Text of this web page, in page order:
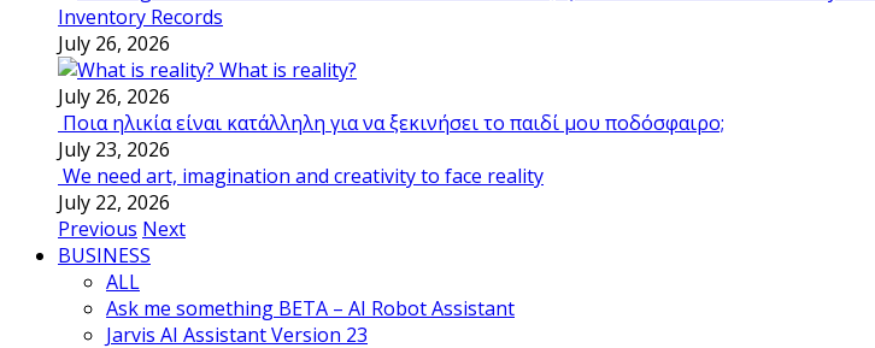
Inventory Records
July 26, 2026
What is reality?
July 26, 2026
Ποια ηλικία είναι κατάλληλη για να ξεκινήσει το παιδί μου ποδόσφαιρο;
July 23, 2026
We need art, imagination and creativity to face reality
July 22, 2026
Previous Next
BUSINESS
ALL
Ask me something BETA – AI Robot Assistant
Jarvis AI Assistant Version 23